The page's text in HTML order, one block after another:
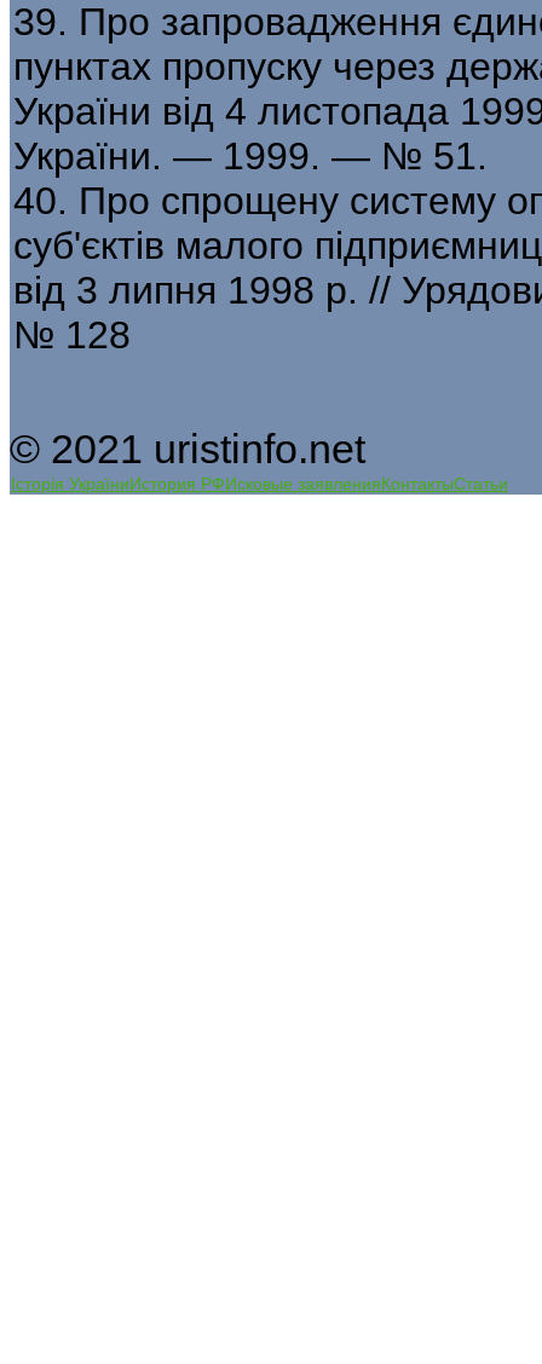
39. Про запровадження
пунктах пропуску через
України від 4 листопада
України. — 1999. — № 51.
40. Про спрощену систему
суб'єктів малого
від 3 липня 1998 р. //
№ 128
© 2021 uristinfo.net
Історія УкраїниИстория РФИсковые заявленияКонтактыСтатьи